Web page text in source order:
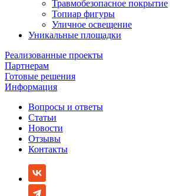
Травмобезопасное покрытие
Топиар фигуры
Уличное освещение
Уникальные площадки
Реализованные проекты
Партнерам
Готовые решения
Информация
Вопросы и ответы
Статьи
Новости
Отзывы
Контакты